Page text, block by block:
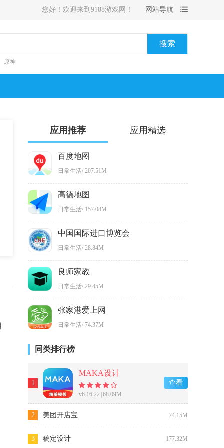
您好！欢迎来到9188游戏网！ 网站导航
搜索
原神
应用推荐 应用精选
百度地图
日常生活/ 207.51M
高德地图
日常生活/ 157.08M
中国国际进口博览会
日常生活/ 28.84M
良师家教
日常生活/ 29.45M
张家港爱上网
日常生活/ 74.37M
同类排行榜
1
MAKA设计
v6.16.22 68.09M
查看
2 74.15M
美团开店宝
3 177.32M
稿定设计